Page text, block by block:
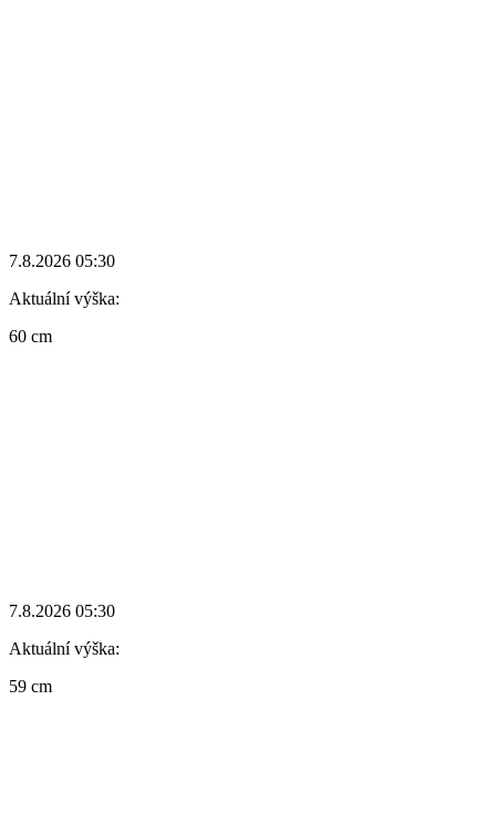
7.8.2026 05:30
Aktuální výška:
60 cm
7.8.2026 05:30
Aktuální výška:
59 cm